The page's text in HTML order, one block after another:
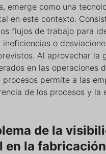
emerge como una
en este contexto.
flujos de trabajo para
ineficiencias o
Al aprovechar la
en las operaciones
procesos permite a las
de los procesos y la
de la
en la fabricación